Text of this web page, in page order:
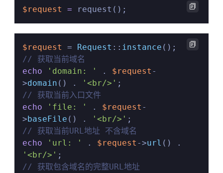
$request = request(); 
$request = Request :: instance
// 获取当前域名
echo
'domain: ' . $request -
>domain () . '<br/>'
// 获取当前入口文件
echo
'file: ' . $request -
>baseFile () . '<br/>'
// 获取当前URL地址 不含域名
echo
'url: ' . $request ->url
'<br/>'
// 获取包含域名的完整URL地址
